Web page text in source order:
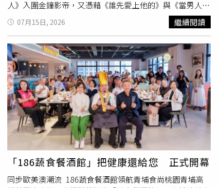
人》入圍金鐘影帝，又憑藉《誰先愛上他的》與《當男人戀
愛時》兩度入圍金馬影帝及成為台北電影獎影帝，而《當男
人戀愛時》不僅讓邱澤成為影帝，還與女主角許瑋甯墜入愛
河，婚後育有一子。許瑋甯同樣也是實力派演員，曾多次入
圍金馬獎，並以《16個夏天》敲響金鐘，拿下女配角獎，更
因《她和她的她》與《不夠善良的我們》連莊金鐘迷你劇集
影后。愛情長跑多年的劉冠廷與孫可芳都是實力派演員。
（圖／翻攝自劉冠廷臉書）劉冠廷與孫可芳從大學時期就開
始交往，並一起從植劇場出道，分別以《花甲男孩轉大人》
與《天黑請閉眼》拿下金鐘男女配角獎，之後劉冠廷更因
《陽光普照》與《詭扯》兩度成為金馬男配角。愛情長跑多
年的兩人在2023年結婚，並育有一子小太陽，他們也一同
演出《你的婚姻不是你的婚姻－聖筊》，雙雙入圍金鐘迷你
劇集影帝影后，雖然最後沒有得獎，但能看出夫妻倆超強的
演技實力。楊銘威與方志友先前爆出婚變。（圖／翻攝自楊
銘威臉書）楊銘威因演出《我的寶貝四千金》與方志友相
07月15日, 2026 繼續閱讀
「186蔬食餐酒館」把健康還給您 正式開幕
同步歐美澳潮流 186蔬食餐酒館領航青埔食尚桃園青埔高